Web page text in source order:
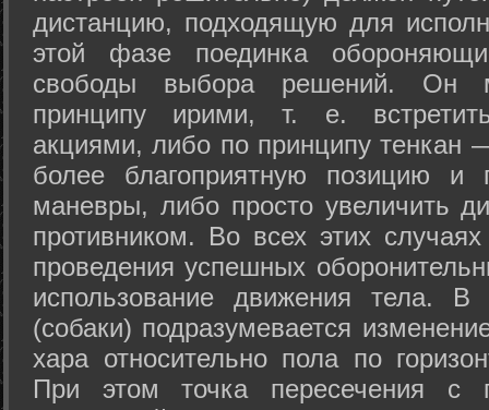
дистанцию, подходящую для
этой фазе поединка
свободы выбора решений. Он
принципу ирими, т. е.
акциями, либо по принципу тенкан
более благоприятную позицию и
маневры, либо просто увеличить
противником. Во всех этих
проведения успешных
использование движения тела.
(собаки) подразумевается
хара относительно пола по
При этом точка пересечения с